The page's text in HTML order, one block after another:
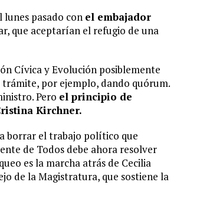
pasado con el embajador
que aceptarían el refugio de una
Cívica y Evolución posiblemente
por ejemplo, dando quórum.
Pero el principio de
Kirchner.
borrar el trabajo político que
de Todos debe ahora resolver
es la marcha atrás de Cecilia
de la Magistratura, que sostiene la